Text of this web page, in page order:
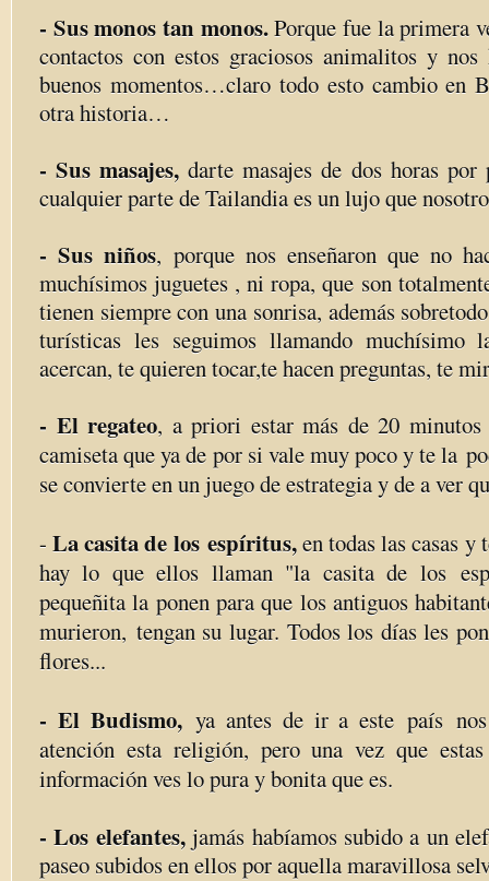
- Sus monos tan monos.Porque fue la primera
contactos con estos graciosos animalitos y
buenos momentos…claro todo esto cambio en
otra historia…
- Sus masajes, darte masajes de dos horas
cualquier parte de Tailandia es un lujo que
- Sus niños, porque nos enseñaron que no
muchísimos juguetes , ni ropa, que son
tienen siempre con una sonrisa, además
turísticas les seguimos llamando muchísimo
acercan, te quieren tocar,te hacen preguntas, te
- El regateo, a priori estar más de 20 minutos
camiseta que ya de por si vale muy poco y te la
se convierte en un juego de estrategia y de a ver
-La casita de los espíritus,en todas las casas
hay lo que ellos llaman "la casita de los
pequeñita la ponen para que los antiguos
murieron, tengan su lugar. Todos los días les
flores...
- El Budismo,ya antes de ir a este país
atención esta religión, pero una vez que
información ves lo pura y bonita que es.
- Los elefantes,jamás habíamos subido a un
paseo subidos en ellos por aquella maravillosa